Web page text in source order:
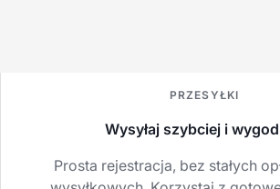
PRZESYŁKI
Wysyłaj szybciej i
Prosta rejestracja, bez stałych